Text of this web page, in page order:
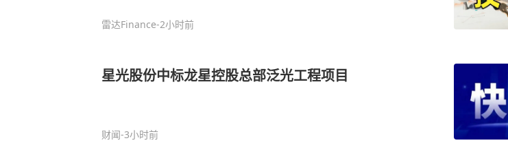
雷达Finance-2小时前
星光股份中标龙星控股总部泛光工程项目
财闻-3小时前